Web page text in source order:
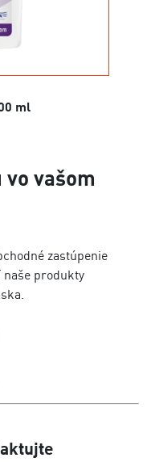
ml
vašom
zastúpenie
produkty